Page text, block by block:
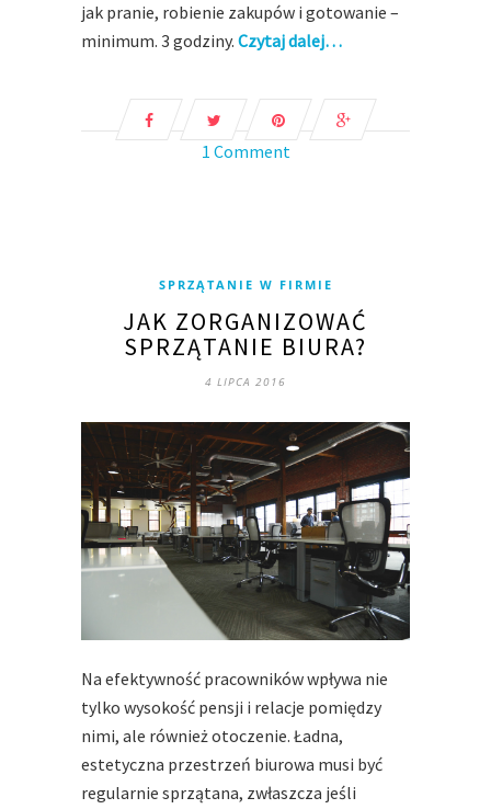
jak pranie, robienie zakupów i gotowanie –
minimum. 3 godziny. Czytaj dalej…
1 Comment
SPRZĄTANIE W FIRMIE
JAK ZORGANIZOWAĆ
SPRZĄTANIE BIURA?
4 LIPCA 2016
Na efektywność pracowników wpływa nie
tylko wysokość pensji i relacje pomiędzy
nimi, ale również otoczenie. Ładna,
estetyczna przestrzeń biurowa musi być
regularnie sprzątana, zwłaszcza jeśli